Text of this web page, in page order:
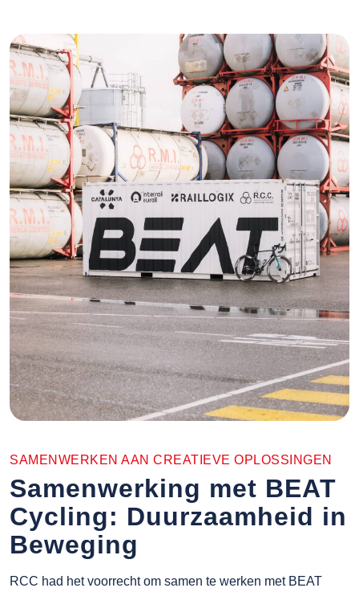
SAMENWERKEN AAN CREATIEVE OPLOSSINGEN
Samenwerking met BEAT
Cycling: Duurzaamheid in
Beweging
RCC had het voorrecht om samen te werken met BEAT